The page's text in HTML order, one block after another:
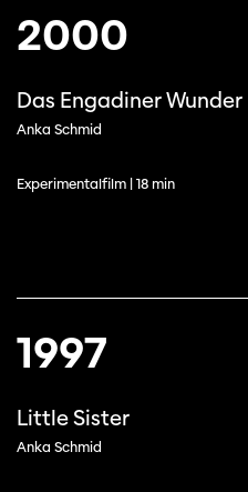
optimale avec
2000
Das Engadiner Wunder
Anka Schmid
Experimentalfilm | 18 min
1997
Little Sister
Anka Schmid